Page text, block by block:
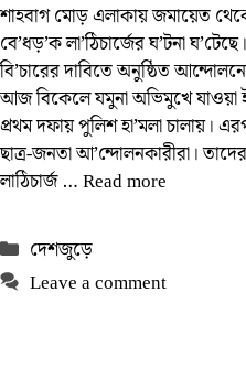
শাহবাগ মোড় এলাকায় জমায়েত
বে’ধড়’ক লা’ঠিচার্জের ঘ’টনা
বি’চারের দাবিতে অনুষ্ঠিত
আজ বিকেলে যমুনা অভিমুখে যাওয়া
প্রথম দফায় পুলিশ হা’মলা চালায়।
ছাত্র-জনতা আ’ন্দোলনকারীরা।
লাঠিচার্জ …Read more
Categories
দেশজুড়ে
Leave a comment